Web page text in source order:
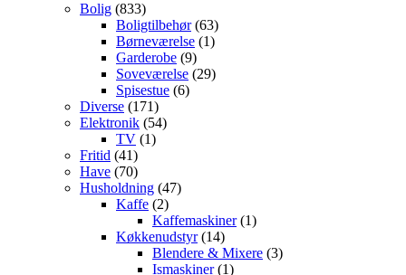
Bolig (833)
Boligtilbehør(63)
Børneværelse (1)
Garderobe (9)
Soveværelse (29)
Spisestue (6)
Diverse (171)
Elektronik (54)
TV (1)
Fritid (41)
Have (70)
Husholdning (47)
Kaffe (2)
Kaffemaskiner(1)
Køkkenudstyr(14)
Blendere & Mixere (3)
Ismaskiner(1)